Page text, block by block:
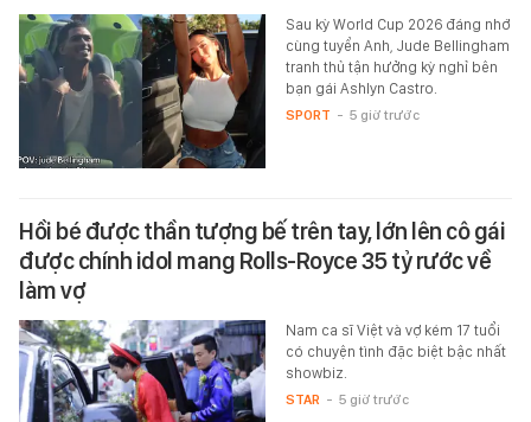
Sau kỳ World Cup 2026 đáng nhớ
cùng tuyển Anh, Jude Bellingham
tranh thủ tận hưởng kỳ nghỉ bên
bạn gái Ashlyn Castro.
SPORT - 5 giờ trước
Hồi bé được thần tượng bế trên tay, lớn lên cô gái
được chính idol mang Rolls-Royce 35 tỷ rước về
làm vợ
Nam ca sĩ Việt và vợ kém 17 tuổi
có chuyện tình đặc biệt bậc nhất
showbiz.
STAR - 5 giờ trước